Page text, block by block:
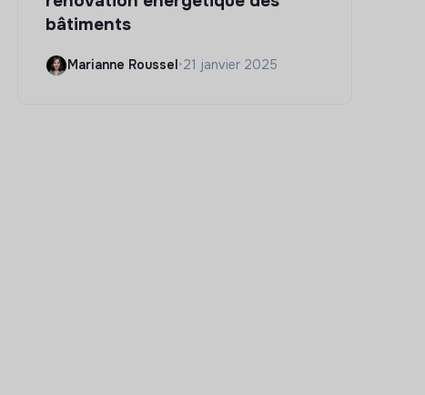
bâtiments
Marianne Roussel •21 janvier 2025